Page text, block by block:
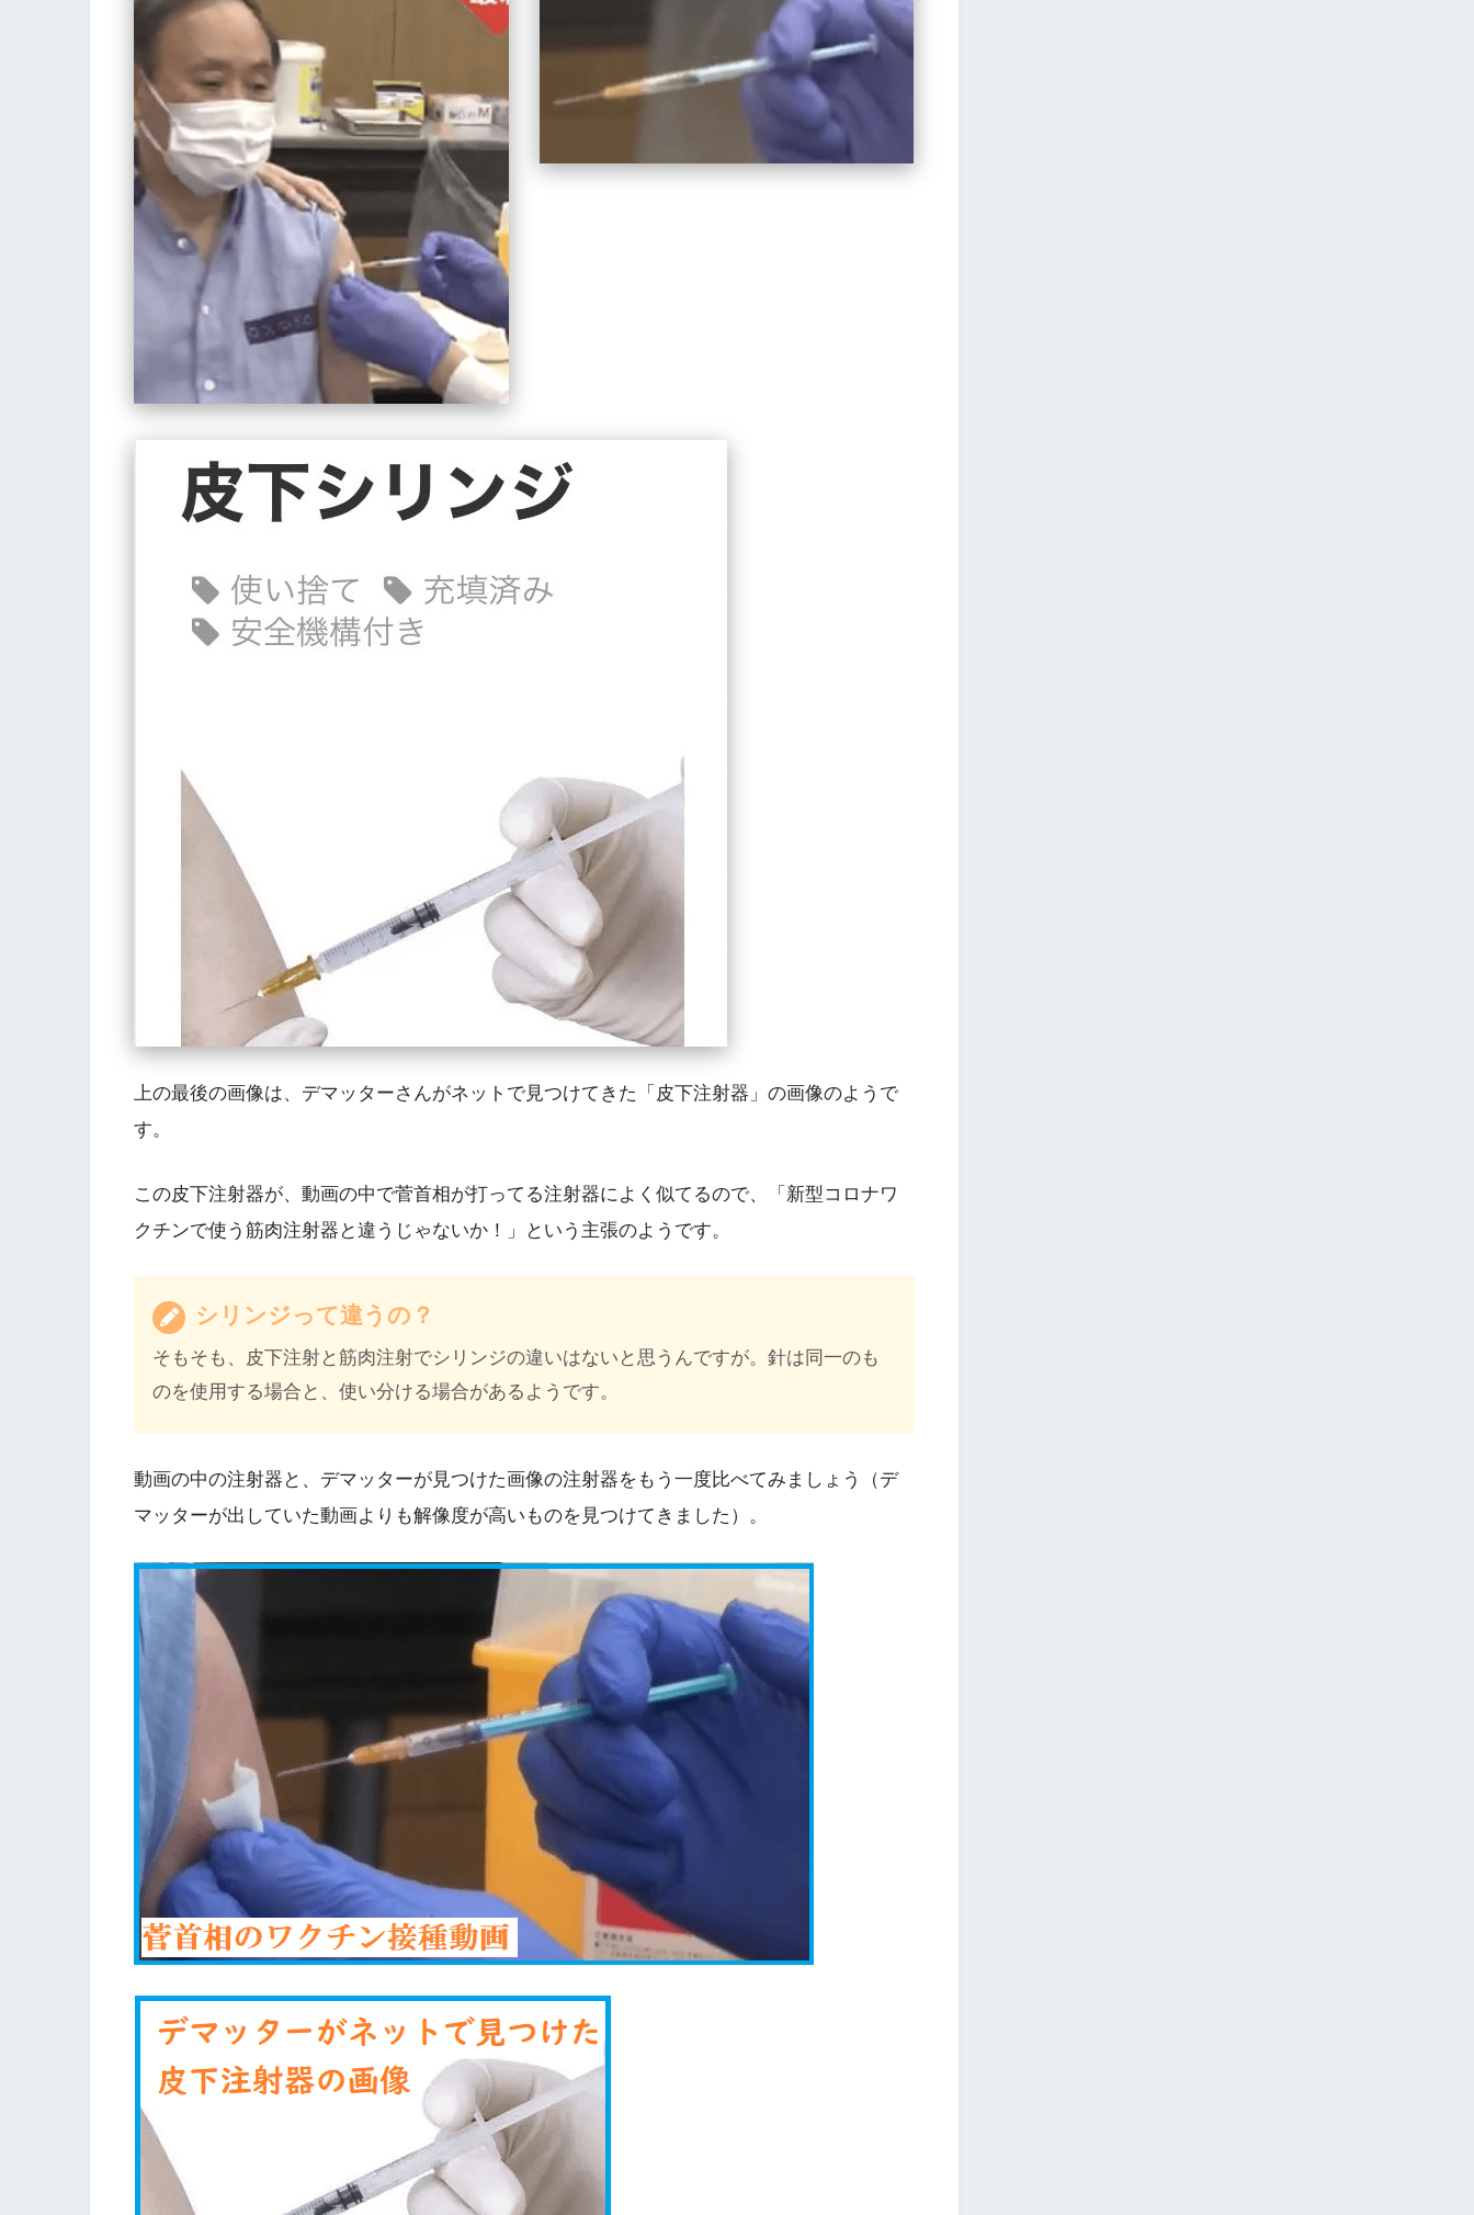
上の最後の画像は、デマッターさんがネットで見つけてきた「皮下注射器」の画像のようで
す。
この皮下注射器が、動画の中で菅首相が打ってる注射器によく似てるので、「新型コロナワ
クチンで使う筋肉注射器と違うじゃないか！」という主張のようです。
シリンジって違うの？
そもそも、皮下注射と筋肉注射でシリンジの違いはないと思うんですが。針は同一のも
のを使用する場合と、使い分ける場合があるようです。
動画の中の注射器と、デマッターが見つけた画像の注射器をもう一度比べてみましょう（デ
マッターが出していた動画よりも解像度が高いものを見つけてきました）。